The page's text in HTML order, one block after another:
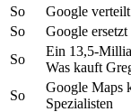
So
Google
So
Google
So
Ein 13,5-
Was kauft
So
Google Maps
Spezialisten